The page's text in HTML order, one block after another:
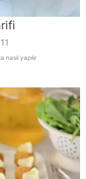
nasıl yapılır